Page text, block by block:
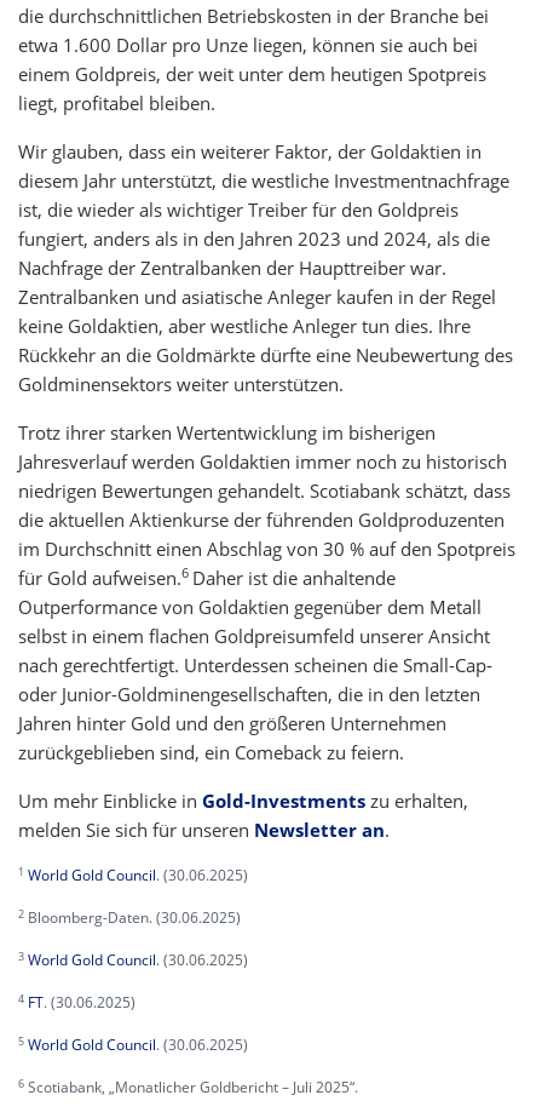
die durchschnittlichen Betriebskosten in der Branche bei
etwa 1.600 Dollar pro Unze liegen, können sie auch bei
einem Goldpreis, der weit unter dem heutigen Spotpreis
liegt, profitabel bleiben.
Wir glauben, dass ein weiterer Faktor, der Goldaktien in
diesem Jahr unterstützt, die westliche Investmentnachfrage
ist, die wieder als wichtiger Treiber für den Goldpreis
fungiert, anders als in den Jahren 2023 und 2024, als die
Nachfrage der Zentralbanken der Haupttreiber war.
Zentralbanken und asiatische Anleger kaufen in der Regel
keine Goldaktien, aber westliche Anleger tun dies. Ihre
Rückkehr an die Goldmärkte dürfte eine Neubewertung des
Goldminensektors weiter unterstützen.
Trotz ihrer starken Wertentwicklung im bisherigen
Jahresverlauf werden Goldaktien immer noch zu historisch
niedrigen Bewertungen gehandelt. Scotiabank schätzt, dass
die aktuellen Aktienkurse der führenden Goldproduzenten
im Durchschnitt einen Abschlag von 30 % auf den Spotpreis
für Gold aufweisen.6 Daher ist die anhaltende
Outperformance von Goldaktien gegenüber dem Metall
selbst in einem flachen Goldpreisumfeld unserer Ansicht
nach gerechtfertigt. Unterdessen scheinen die Small-Cap-
oder Junior-Goldminengesellschaften, die in den letzten
Jahren hinter Gold und den größeren Unternehmen
zurückgeblieben sind, ein Comeback zu feiern.
Um mehr Einblicke in Gold-Investments zu erhalten,
melden Sie sich für unseren Newsletter an.
1 World Gold Council. (30.06.2025)
2 Bloomberg-Daten. (30.06.2025)
3 World Gold Council. (30.06.2025)
4 FT. (30.06.2025)
5 World Gold Council. (30.06.2025)
6 Scotiabank, „Monatlicher Goldbericht – Juli 2025“.